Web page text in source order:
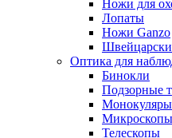
Ножи для
Лопаты
Ножи Ganzo
Оптика для
Бинокли
Подзорные
Монокуляры
Микроскопы
Телескопы